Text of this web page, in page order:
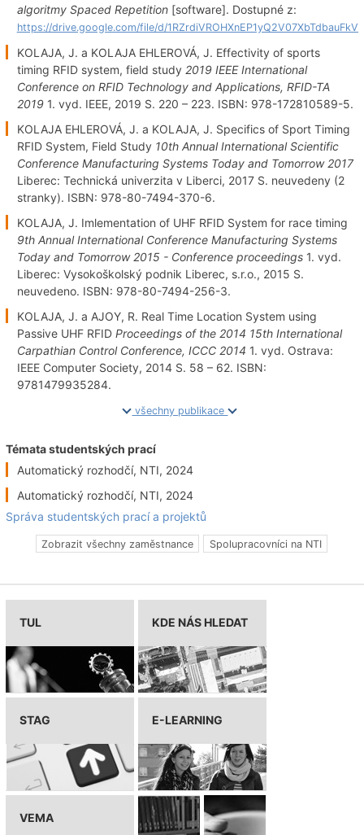
algoritmy Spaced Repetition[software]. Dostupné z:
https://drive.google.com/file/d/
KOLAJA, J. a KOLAJA EHLEROVÁ, J. Effectivity of sports
timing RFID system, field study 2019 IEEE International
Conference on RFID Technology and Applications, RFID-TA
20191. vyd. IEEE, 2019 S. 220 – 223. ISBN: 978-172810589-5.
KOLAJA EHLEROVÁ, J. a KOLAJA, J. Specifics of Sport Timing
RFID System, Field Study 10th Annual International Scientific
Conference Manufacturing Systems Today and Tomorrow 2017
Liberec: Technická univerzita v Liberci, 2017 S. neuvedeny (2
stranky). ISBN: 978-80-7494-370-6.
KOLAJA, J. Imlementation of UHF RFID System for race timing
9th Annual International Conference Manufacturing Systems
Today and Tomorrow 2015 - Conference proceedings1. vyd.
Liberec: Vysokoškolský podnik Liberec, s.r.o., 2015 S.
neuvedeno. ISBN: 978-80-7494-256-3.
KOLAJA, J. a AJOY, R. Real Time Location System using
Passive UHF RFID Proceedings of the 2014 15th International
Carpathian Control Conference, ICCC 2014 1. vyd. Ostrava:
IEEE Computer Society, 2014 S. 58 – 62. ISBN:
9781479935284.
všechny publikace
Témata studentských prací
Automatický rozhodčí, NTI, 2024
Automatický rozhodčí, NTI, 2024
Správa studentských prací a projektů
Zobrazit všechny zaměstnance Spolupracovníci na NTI
TUL KDE NÁS HLEDAT
STAG E-LEARNING
VEMA